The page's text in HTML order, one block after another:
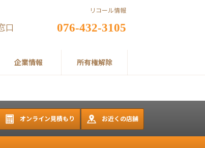
口 076-432-3105
企業情報 所有権解除
リコール情報
オンライン見積もり お近くの店舗